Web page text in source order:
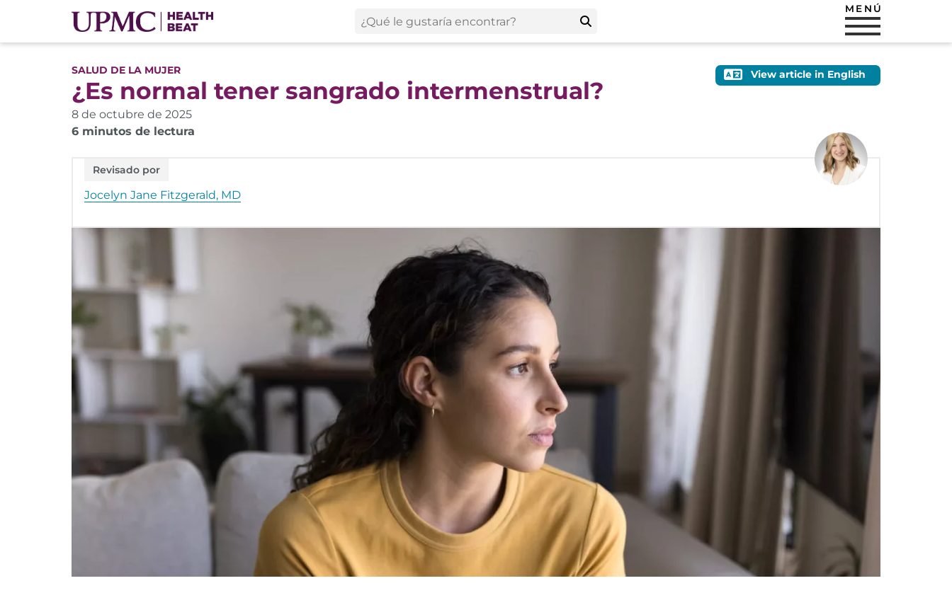
MENÚ
View article in English
SALUD DE LA MUJER
¿Es normal tener sangrado intermenstrual?
8 de octubre de 2025
6 minutos de lectura
Revisado por
Jocelyn Jane Fitzgerald, MD